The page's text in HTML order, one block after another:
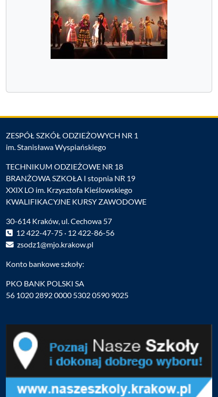
ZESPÓŁ SZKÓŁ ODZIEŻOWYCH NR 1
im. Stanisława Wyspiańskiego
TECHNIKUM ODZIEŻOWE NR 18
BRANŻOWA SZKOŁA I stopnia NR 19
XXIX LO im. Krzysztofa Kieślowskiego
KWALIFIKACYJNE KURSY ZAWODOWE
30-614 Kraków, ul. Cechowa 57
12 422-47-75 · 12 422-86-56
zsodz1@mjo.krakow.pl
Konto bankowe szkoły:
PKO BANK POLSKI SA
56 1020 2892 0000 5302 0590 9025